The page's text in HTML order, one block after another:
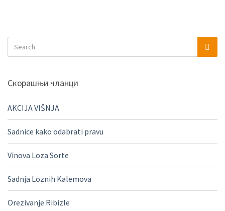
Скорашњи чланци
AKCIJA VIŠNJA
Sadnice kako odabrati pravu
Vinova Loza Sorte
Sadnja Loznih Kalemova
Orezivanje Ribizle